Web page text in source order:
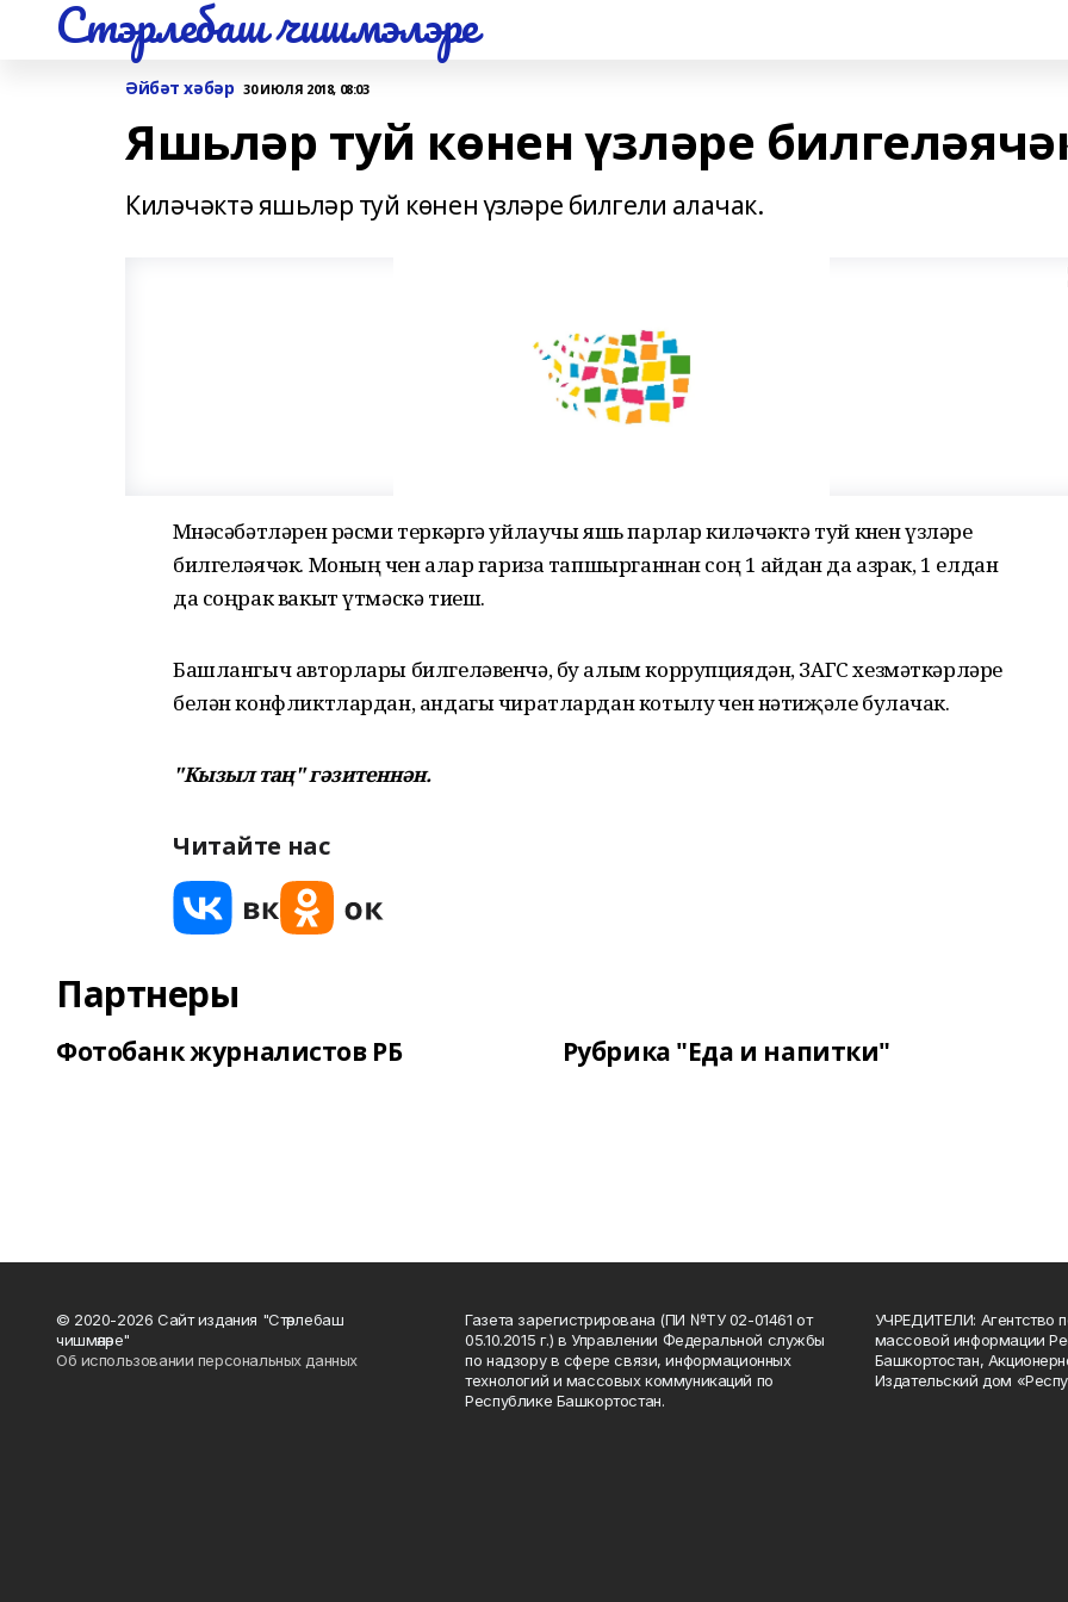
Стэрлебаш чишмэлэре
Әйбәт хәбәр 30 ИЮЛЯ 2018, 08:03
Яшьләр туй көнен үзләре
Киләчәктә яшьләр туй көнен үзләре билгели алачак.
Мөнәсәбәтләрен рәсми теркәргә уйлаучы яшь парлар киләчәктә туй көнен үзләре
билгеләячәк. Моның өчен алар гариза тапшырганнан соң 1 айдан да азрак, 1 елдан
да соңрак вакыт үтмәскә тиеш.
Башлангыч авторлары билгеләвенчә, бу алым коррупциядән, ЗАГС хезмәткәрләре
белән конфликтлардан, андагы чиратлардан котылу өчен нәтиҗәле булачак.
"Кызыл таң" гәзитеннән.
Читайте нас
Партнеры
Фотобанк журналистов РБ Рубрика "Еда и напитки"
© 2020-2026 Сайт издания "Стәрлебаш
чишмәләре"
Об использовании персональных данных
Газета зарегистрирована (ПИ №ТУ 02-01461 от
05.10.2015 г.) в Управлении Федеральной службы
по надзору в сфере связи, информационных
технологий и массовых коммуникаций по
Республике Башкортостан.
УЧРЕДИТЕЛИ: Агентство
массовой информации
Башкортостан,
Издательский дом